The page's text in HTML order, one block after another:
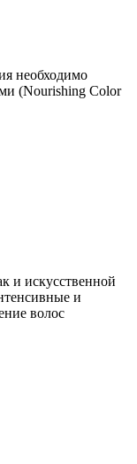
необходимо
(Nourishing Color
и искусственной
и
волос